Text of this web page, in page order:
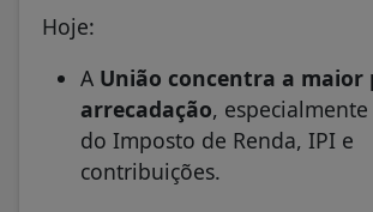
Hoje:
A União concentra a maior
arrecadação,
do Imposto de Renda, IPI e
contribuições.